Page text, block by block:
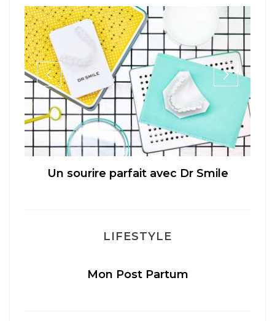
Un sourire parfait avec Dr Smile
LIFESTYLE
Mon Post Partum